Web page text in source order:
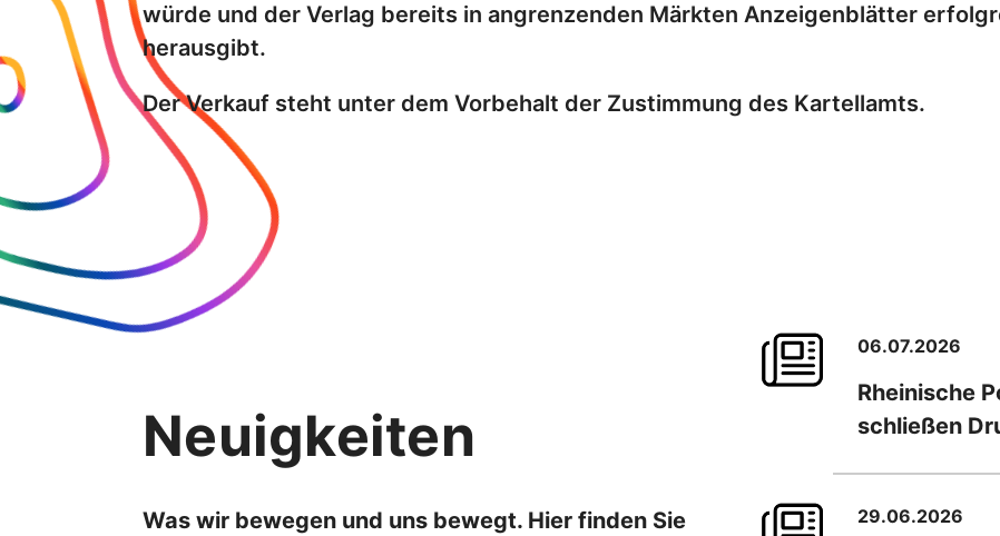
würde und der Verlag bereits in angrenzenden Märkten Anzeigenblätter
herausgibt.
Der Verkauf steht unter dem Vorbehalt der Zustimmung des Kartellamts.
Neuigkeiten
Was wir bewegen und uns bewegt. Hier finden Sie
06.07.2026
Rheinische
schließen
29.06.2026